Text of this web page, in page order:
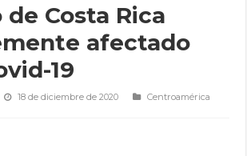
Costa Rica
afectado
19
18 de diciembre de 2020
Centroamérica